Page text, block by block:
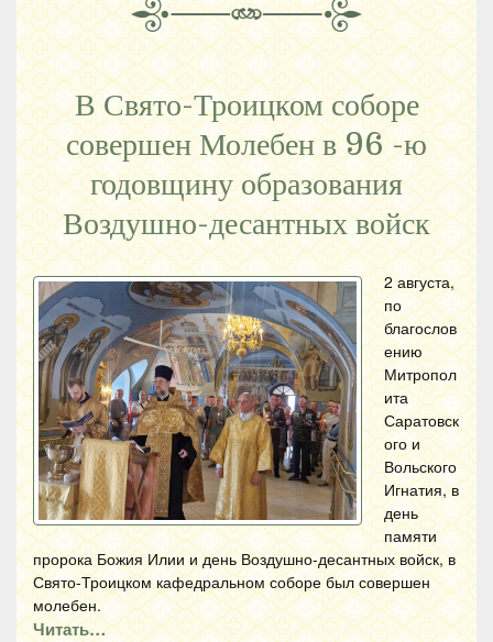
В Свято-Троицком соборе
совершен Молебен в 96 -ю
годовщину образования
Воздушно-десантных войск
2 августа,
по
благослов
ению
Митропол
ита
Саратовск
ого и
Вольского
Игнатия, в
день
памяти
пророка Божия Илии и день Воздушно-десантных войск, в
Свято-Троицком кафедральном соборе был совершен
молебен.
Читать…